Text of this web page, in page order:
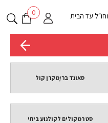
עד הבית 0
סאונד בר/מקרן קול
סט רמקולים לקולנוע ביתי